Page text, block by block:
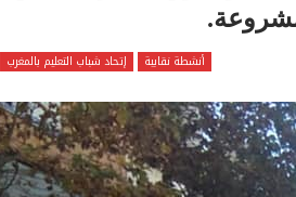
أنشطة نقابية إتحاد شباب التعليم بالمغرب